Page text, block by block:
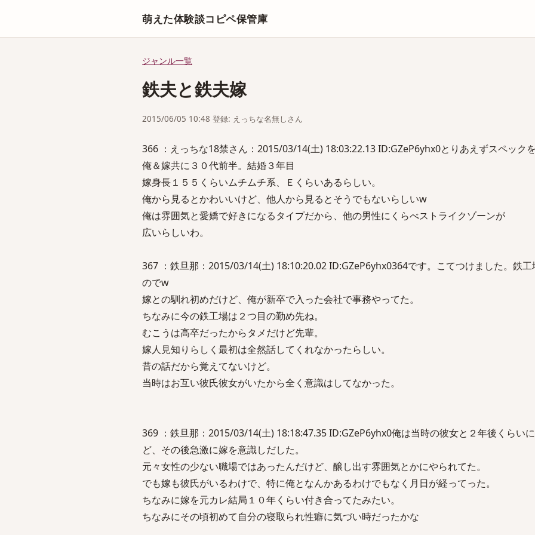
萌えた体験談コピペ保管庫
ジャンル一覧
鉄夫と鉄夫嫁
2015/06/05 10:48 登録: えっちな名無しさん
366 ：えっちな18禁さん：2015/03/14(土) 18:03:22.13 ID:GZeP6yhx0とりあえずスペックを
俺＆嫁共に３０代前半。結婚３年目
嫁身長１５５くらいムチムチ系、Ｅくらいあるらしい。
俺から見るとかわいいけど、他人から見るとそうでもないらしいw
俺は雰囲気と愛嬌で好きになるタイプだから、他の男性にくらべストライクゾーンが
広いらしいわ。
367 ：鉄旦那：2015/03/14(土) 18:10:20.02 ID:GZeP6yhx0364です。こてつけました。鉄工
のでw
嫁との馴れ初めだけど、俺が新卒で入った会社で事務やってた。
ちなみに今の鉄工場は２つ目の勤め先ね。
むこうは高卒だったからタメだけど先輩。
嫁人見知りらしく最初は全然話してくれなかったらしい。
昔の話だから覚えてないけど。
当時はお互い彼氏彼女がいたから全く意識はしてなかった。
369 ：鉄旦那：2015/03/14(土) 18:18:47.35 ID:GZeP6yhx0俺は当時の彼女と２年後くらい
ど、その後急激に嫁を意識しだした。
元々女性の少ない職場ではあったんだけど、醸し出す雰囲気とかにやられてた。
でも嫁も彼氏がいるわけで、特に俺となんかあるわけでもなく月日が経ってった。
ちなみに嫁を元カレ結局１０年くらい付き合ってたみたい。
ちなみにその頃初めて自分の寝取られ性癖に気づい時だったかな